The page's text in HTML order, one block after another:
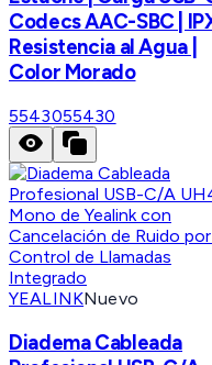
Codecs AAC-SBC |
Resistencia al Agua |
Color Morado
5543055430
YEALINKNuevo
Diadema Cableada